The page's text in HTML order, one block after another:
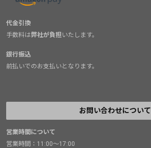
代金引換
手数料は弊社が負担いたします。
銀行振込
前払いでのお支払いとなります。
お問い合わせについて
営業時間について
営業時間：11:00～17:00